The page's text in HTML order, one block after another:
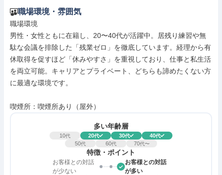
職場環境・雰囲気
職場環境
男性・女性ともに在籍し、20〜40代が活躍中。居残り練習や無
駄な会議を排除した「残業ゼロ」を徹底しています。経理から有
休取得を促すほど「休みやすさ」を重視しており、仕事と私生活
を両立可能。キャリアとプライベート、どちらも諦めたくない方
に最適な環境です。
喫煙所：喫煙所あり（屋外）
多い年齢層
10代 20代 30代 40代
50代 60代 70代〜
特徴・ポイント
お客様との対話
が少ない
お客様との対話
が多い